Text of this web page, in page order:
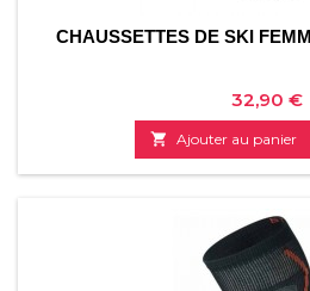
CHAUSSETTES DE SKI
Prix
32,90 €
 Ajouter au panier